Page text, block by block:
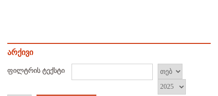
არქივი
ფილტრის ტექსტი